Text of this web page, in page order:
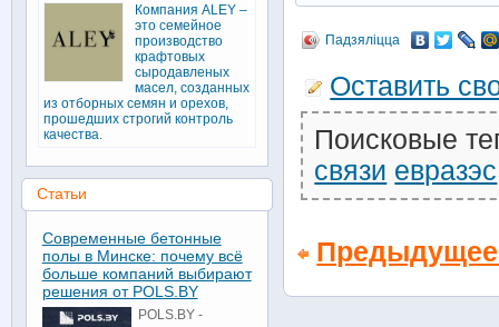
Падзяліцца
Оставить
Поисковые
связи евразэс
Компания ALEY –
это семейное
производство
крафтовых
сыродавленых
масел, созданных
из отборных семян и орехов,
прошедших строгий контроль
качества.
Статьи
Современные бетонные
полы в Минске: почему всё
больше компаний выбирают
решения от POLS.BY
POLS.BY -